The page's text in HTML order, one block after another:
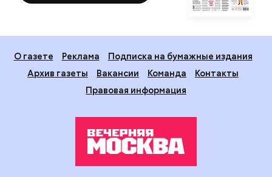
О газете Реклама
Подписка на бумажные издания
Архив газеты
Вакансии Команда
Контакты
Правовая информация